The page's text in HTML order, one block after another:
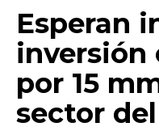
Esperan
inversión
por 15
sector